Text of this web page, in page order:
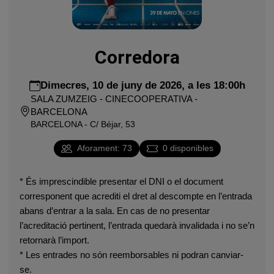
Corredora
Dimecres, 10 de juny de 2026, a les 18:00h
SALA ZUMZEIG - CINECOOPERATIVA -
BARCELONA
BARCELONA - C/ Béjar, 53
Aforament: 73 0 disponibles
* És imprescindible presentar el DNI o el document
corresponent que acrediti el dret al descompte en l’entrada
abans d’entrar a la sala. En cas de no presentar
l’acreditació pertinent, l’entrada quedarà invalidada i no se’n
retornarà l’import.
* Les entrades no són reemborsables ni podran canviar-
se.